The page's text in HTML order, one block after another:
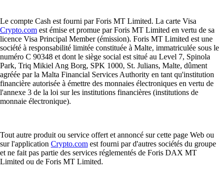
Le compte Cash est fourni par Foris MT Limited. La carte Visa
Crypto.com est émise et promue par Foris MT Limited en vertu de sa
licence Visa Principal Member (émission). Foris MT Limited est une
société à responsabilité limitée constituée à Malte, immatriculée sous le
numéro C 90348 et dont le siège social est situé au Level 7, Spinola
Park, Triq Mikiel Ang Borg, SPK 1000, St. Julians, Malte, dûment
agréée par la Malta Financial Services Authority en tant qu'institution
financière autorisée à émettre des monnaies électroniques en vertu de
l'annexe 3 de la loi sur les institutions financières (institutions de
monnaie électronique).
Tout autre produit ou service offert et annoncé sur cette page Web ou
sur l'application Crypto.com est fourni par d'autres sociétés du groupe
et ne fait pas partie des services réglementés de Foris DAX MT
Limited ou de Foris MT Limited.